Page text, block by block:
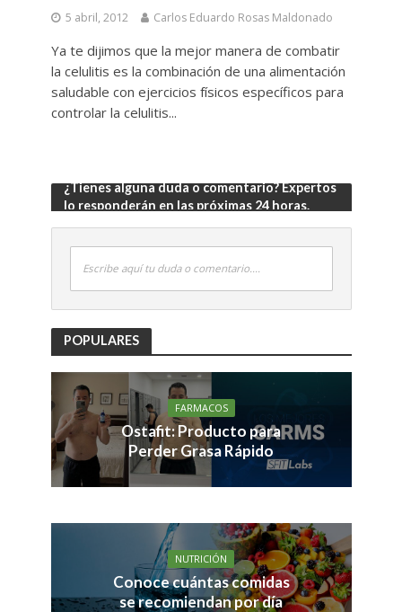
5 abril, 2012 Carlos Eduardo Rosas Maldonado
Ya te dijimos que la mejor manera de combatir
la celulitis es la combinación de una alimentación
saludable con ejercicios físicos específicos para
controlar la celulitis...
¿Tienes alguna duda o comentario? Expertos
lo responderán en las próximas 24 horas.
Escribe aquí tu duda o comentario....
POPULARES
FARMACOS
Ostafit: Producto para
Perder Grasa Rápido
NUTRICIÓN
Conoce cuántas comidas
se recomiendan por día